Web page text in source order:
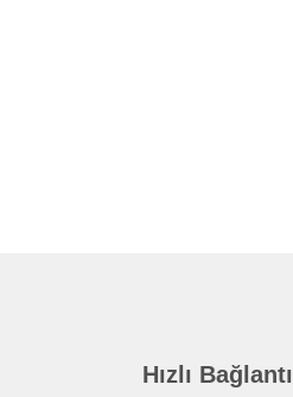
Hızlı Bağlantı